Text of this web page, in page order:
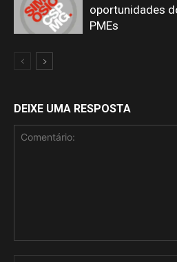
oportunidades
PMEs
DEIXE UMA RESPOSTA